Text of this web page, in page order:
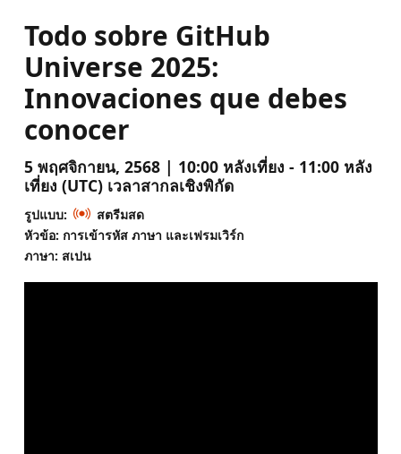
Todo sobre GitHub
Universe 2025:
Innovaciones que debes
conocer
5 พฤศจิกายน, 2568 | 10:00 หลังเที่ยง - 11:00 หลัง
เที่ยง (UTC) เวลาสากลเชิงพิกัด
รูปแบบ:
สตรีมสด
หัวข้อ: การเข้ารหัส ภาษา และเฟรมเวิร์ก
ภาษา: สเปน